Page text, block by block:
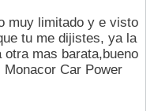
muy limitado y e visto
tu me dijistes, ya la
mas barata,bueno
Car Power